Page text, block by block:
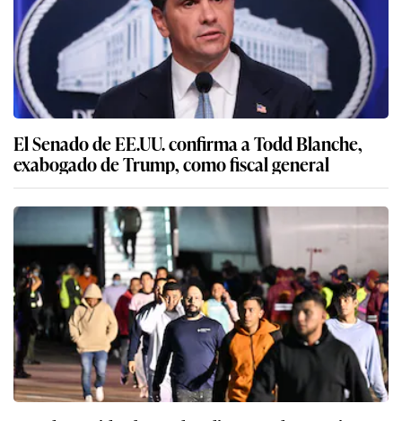
El Senado de EE.UU. confirma a Todd Blanche,
exabogado de Trump, como fiscal general